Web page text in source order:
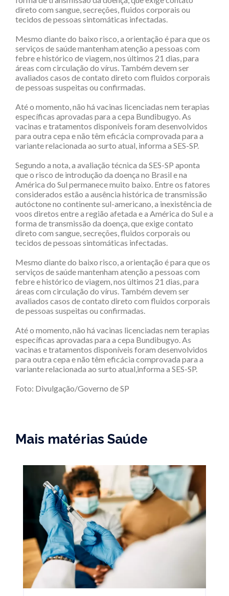
direto com sangue, secreções, fluidos corporais ou
tecidos de pessoas sintomáticas infectadas.
Mesmo diante do baixo risco, a orientação é para que os
serviços de saúde mantenham atenção a pessoas com
febre e histórico de viagem, nos últimos 21 dias, para
áreas com circulação do vírus. Também devem ser
avaliados casos de contato direto com fluidos corporais
de pessoas suspeitas ou confirmadas.
Até o momento, não há vacinas licenciadas nem terapias
específicas aprovadas para a cepa Bundibugyo. As
vacinas e tratamentos disponíveis foram desenvolvidos
para outra cepa e não têm eficácia comprovada para a
variante relacionada ao surto atual, informa a SES-SP.
Segundo a nota, a avaliação técnica da SES-SP aponta
que o risco de introdução da doença no Brasil e na
América do Sul permanece muito baixo. Entre os fatores
considerados estão a ausência histórica de transmissão
autóctone no continente sul-americano, a inexistência de
voos diretos entre a região afetada e a América do Sul e a
forma de transmissão da doença, que exige contato
direto com sangue, secreções, fluidos corporais ou
tecidos de pessoas sintomáticas infectadas.
Mesmo diante do baixo risco, a orientação é para que os
serviços de saúde mantenham atenção a pessoas com
febre e histórico de viagem, nos últimos 21 dias, para
áreas com circulação do vírus. Também devem ser
avaliados casos de contato direto com fluidos corporais
de pessoas suspeitas ou confirmadas.
Até o momento, não há vacinas licenciadas nem terapias
específicas aprovadas para a cepa Bundibugyo. As
vacinas e tratamentos disponíveis foram desenvolvidos
para outra cepa e não têm eficácia comprovada para a
variante relacionada ao surto atual,informa a SES-SP.
Foto: Divulgação/Governo de SP
Mais matérias Saúde